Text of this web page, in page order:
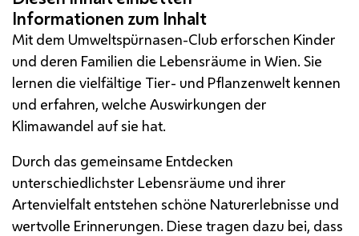
Mit dem Umweltspürnasen-Club erforschen Kinder
und deren Familien die Lebensräume in Wien. Sie
lernen die vielfältige Tier- und Pflanzenwelt kennen
und erfahren, welche Auswirkungen der
Klimawandel auf sie hat.
Durch das gemeinsame Entdecken
unterschiedlichster Lebensräume und ihrer
Artenvielfalt entstehen schöne Naturerlebnisse und
wertvolle Erinnerungen. Diese tragen dazu bei, dass